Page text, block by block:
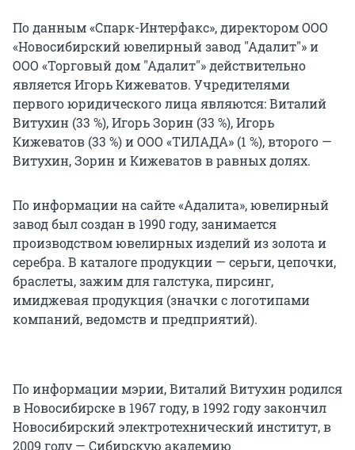
По данным «Спарк-Интерфакс», директором ООО
«Новосибирский ювелирный завод "Адалит"» и
ООО «Торговый дом "Адалит"» действительно
является Игорь Кижеватов. Учредителями
первого юридического лица являются: Виталий
Витухин (33 %), Игорь Зорин (33 %), Игорь
Кижеватов (33 %) и ООО «ТИЛАДА» (1 %), второго —
Витухин, Зорин и Кижеватов в равных долях.
По информации на сайте «Адалита», ювелирный
завод был создан в 1990 году, занимается
производством ювелирных изделий из золота и
серебра. В каталоге продукции — серьги, цепочки,
браслеты, зажим для галстука, пирсинг,
имиджевая продукция (значки с логотипами
компаний, ведомств и предприятий).
По информации мэрии, Виталий Витухин родился
в Новосибирске в 1967 году, в 1992 году закончил
Новосибирский электротехнический институт, в
2009 году — Сибирскую академию